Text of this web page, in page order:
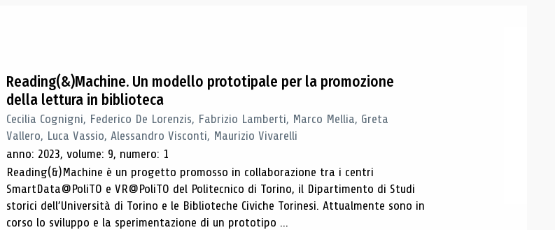
ricerca
Reading(&)Machine. Un modello prototipale per la promozione
della lettura in biblioteca
Cecilia Cognigni, Federico De Lorenzis, Fabrizio Lamberti, Marco Mellia, Greta
Vallero, Luca Vassio, Alessandro Visconti, Maurizio Vivarelli
anno: 2023, volume: 9, numero: 1
Reading(&)Machine è un progetto promosso in collaborazione tra i centri
SmartData@PoliTO e VR@PoliTO del Politecnico di Torino, il Dipartimento di Studi
storici dell’Università di Torino e le Biblioteche Civiche Torinesi. Attualmente sono in
corso lo sviluppo e la sperimentazione di un prototipo ...